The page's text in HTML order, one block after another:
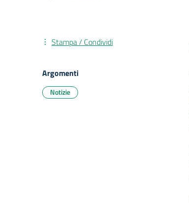
Stampa / Condividi
Argomenti
Notizie